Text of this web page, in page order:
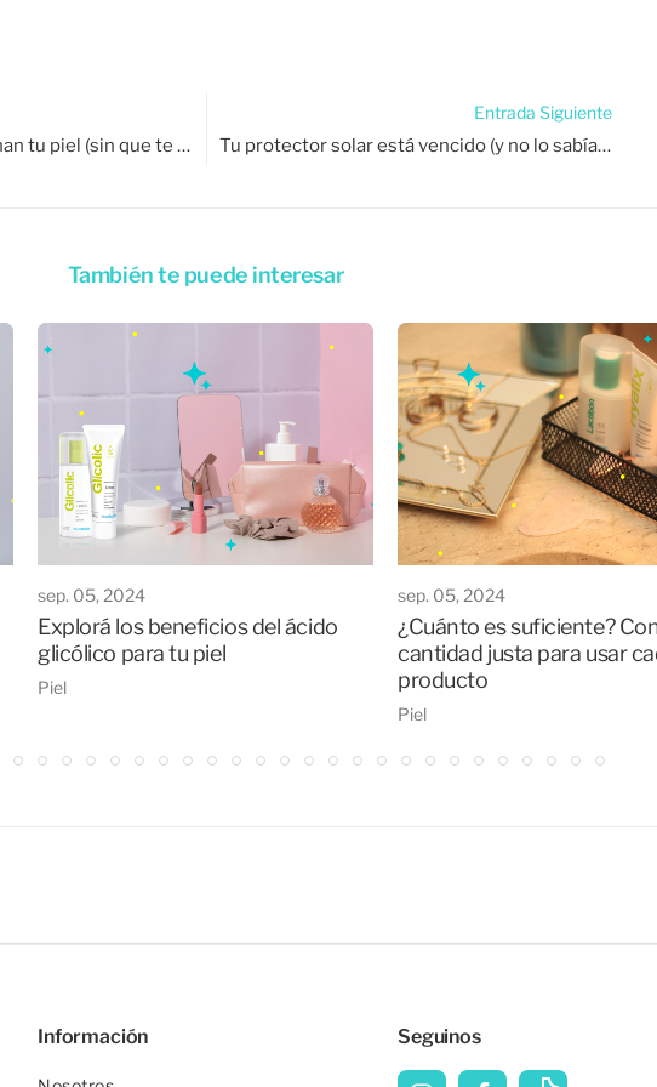
Microhábitos que arruinan tu piel (sin que te des cuenta).
Entrada Siguiente
Tu protector solar está vencido (y no lo sabías): señales, riesgos y cómo evitarlo.
También te puede interesar
sep. 05, 2024
Explorá los beneficios del ácido
glicólico para tu piel
Piel
sep. 05, 2024
¿Cuánto es suficiente?
cantidad justa para usar
producto
Piel
Información Seguinos